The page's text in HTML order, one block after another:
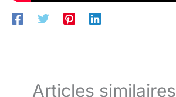
Articles similaires